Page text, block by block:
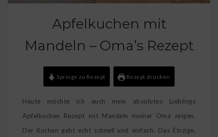
Apfelkuchen mit
Mandeln – Oma’s Rezept
Springe zu Rezept Rezept drucken
Heute möchte ich euch mein absolutes Lieblings
Apfelkuchen Rezept mit Mandeln meiner Oma zeigen.
Der Kuchen geht echt schnell und einfach. Das Einzige,